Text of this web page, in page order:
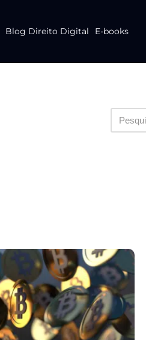
Blog Direito Digital E-books